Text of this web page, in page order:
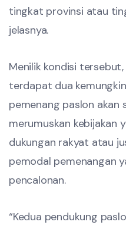
tingkat provinsi atau
jelasnya.
Menilik kondisi
terdapat dua
pemenang paslon akan
merumuskan kebijakan
dukungan rakyat atau
pemodal pemenangan
pencalonan.
“Kedua pendukung